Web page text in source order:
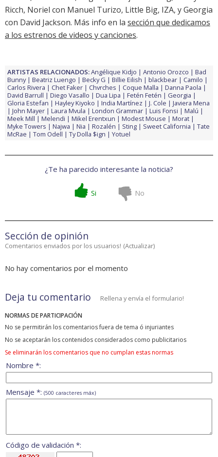
Ricch, Noriel con Manuel Turizo, Little Big, IZA, y Georgia
con David Jackson. Más info en la sección que dedicamos
a los estrenos de videos y canciones.
ARTISTAS RELACIONADOS:Angélique Kidjo Antonio Orozco
Bad
Bunny
Beatriz Luengo Becky G Billie Eilish blackbear
Camilo
Carlos Rivera
Chet Faker Chvrches Coque Malla
Danna Paola
David Barrull
Diego Vasallo Dua Lipa Fetén Fetén
Georgia
Gloria Estefan
Hayley Kiyoko India Martínez J. Cole
Javiera Mena
John Mayer
Laura Mvula London Grammar Luis Fonsi
Malú
Meek Mill
Melendi Mikel Erentxun Modest Mouse
Morat
Myke Towers
Najwa Nia Rozalén Sting Sweet California
Tate
McRae
Tom Odell Ty Dolla $ign Yotuel
¿Te ha parecido interesante la noticia?
Si No
Sección de opinión
Comentarios enviados por los usuarios! (Actualizar)
No hay comentarios por el momento
Deja tu comentario Rellena y envía el formulario!
NORMAS DE PARTICIPACIÓN
No se permitirán los comentarios fuera de tema ó injuriantes
No se aceptarán los contenidos considerados como publicitarios
Se eliminarán los comentarios que no cumplan estas normas
Nombre *:
Mensaje *: (500 caracteres máx)
Código de validación *: